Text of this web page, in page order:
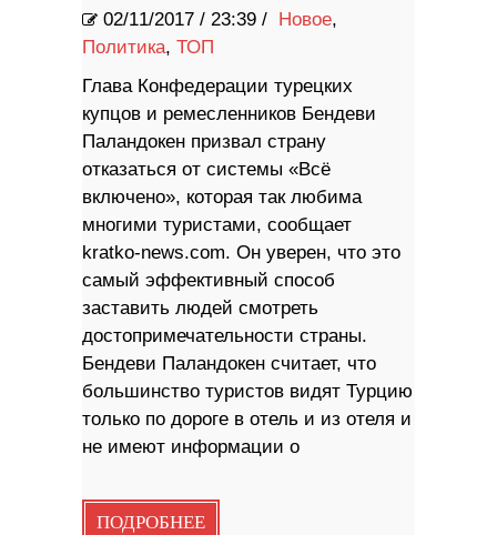
02/11/2017 / 23:39 / Новое,
Политика, ТОП
Глава Конфедерации турецких
купцов и ремесленников Бендеви
Паландокен призвал страну
отказаться от системы «Всё
включено», которая так любима
многими туристами, сообщает
kratko-news.com. Он уверен, что это
самый эффективный способ
заставить людей смотреть
достопримечательности страны.
Бендеви Паландокен считает, что
большинство туристов видят Турцию
только по дороге в отель и из отеля и
не имеют информации о
ПОДРОБНЕЕ